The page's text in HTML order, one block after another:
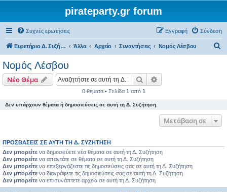
pirateparty.gr forum
Συχνές ερωτήσεις Σύνδεση
Εγγραφή
Ευρετήριο Δ. Συζήτησης Άλλα Αρχείο Συναντήσεις Νομός Λέσβου‎
Νομός Λέσβου‎
Νέο Θέμα Αναζήτηση
0 θέματα • Σελίδα 1 από 1
Δεν υπάρχουν θέματα ή δημοσιεύσεις σε αυτή τη Δ. Συζήτηση.
Μετάβαση σε
ΠΡΟΣΒΆΣΕΙΣ ΣΕ ΑΥΤΉ ΤΗ Δ. ΣΥΖΉΤΗΣΗ
Δεν μπορείτε να δημοσιεύετε νέα θέματα σε αυτή τη Δ. Συζήτηση
Δεν μπορείτε να απαντάτε σε θέματα σε αυτή τη Δ. Συζήτηση
Δεν μπορείτε να επεξεργάζεστε τις δημοσιεύσεις σας σε αυτή τη Δ. Συζήτηση
Δεν μπορείτε να διαγράφετε τις δημοσιεύσεις σας σε αυτή τη Δ. Συζήτηση
Δεν μπορείτε να επισυνάπτετε αρχεία σε αυτή τη Δ. Συζήτηση